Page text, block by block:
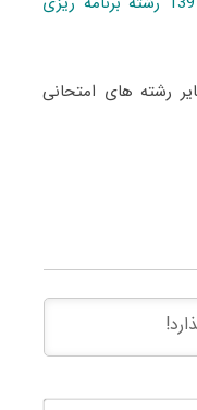
رشته های امتحانی